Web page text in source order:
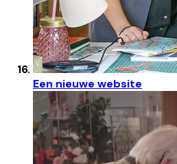
Een nieuwe website